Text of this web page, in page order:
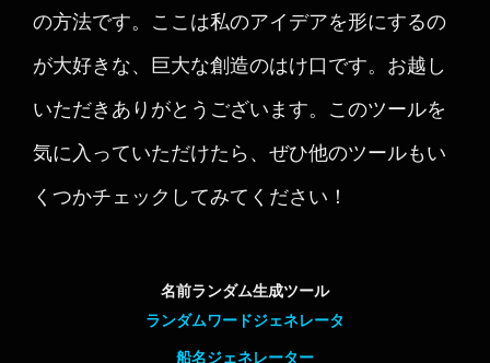
の方法です。ここは私のアイデアを形にするの
が大好きな、巨大な創造のはけ口です。お越し
いただきありがとうございます。このツールを
気に入っていただけたら、ぜひ他のツールもい
くつかチェックしてみてください！
名前ランダム生成ツール
ランダムワードジェネレータ
船名ジェネレーター